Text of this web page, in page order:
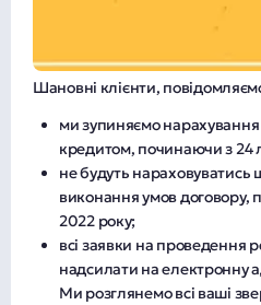
Шановні клієнти,
ми зупиняємо нарахування
кредитом, починаючи з 24
не будуть нараховуватись
виконання умов договору,
2022 року;
всі заявки на проведення
надсилати на електронну
Ми розглянемо всі ваші